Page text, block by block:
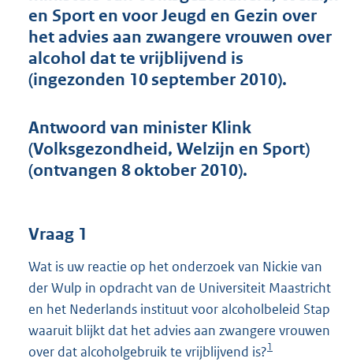
r
o
t
t
4
3
b
en Sport en voor Jeugd en Gezin over
het advies aan zwangere vrouwen over
alcohol dat te vrijblijvend is
(ingezonden 10 september 2010).
Antwoord van minister Klink
(Volksgezondheid, Welzijn en Sport)
(ontvangen 8 oktober 2010).
Vraag 1
Wat is uw reactie op het onderzoek van Nickie van
der Wulp in opdracht van de Universiteit Maastricht
en het Nederlands instituut voor alcoholbeleid Stap
waaruit blijkt dat het advies aan zwangere vrouwen
over dat alcoholgebruik te vrijblijvend is?1